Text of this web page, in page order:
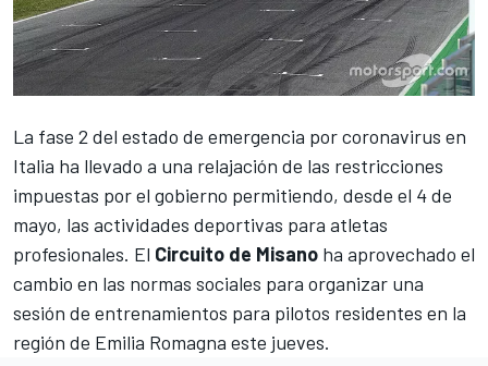
La fase 2 del estado de emergencia por coronavirus en
Italia ha llevado a una relajación de las restricciones
impuestas por el gobierno permitiendo, desde el 4 de
mayo, las actividades deportivas para atletas
profesionales. El Circuito de Misano ha aprovechado el
cambio en las normas sociales para organizar una
sesión de entrenamientos para pilotos residentes en la
región de Emilia Romagna este jueves.